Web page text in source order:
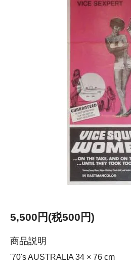
5,500円(税500円)
商品説明
'70's AUSTRALIA 34 × 76 cm